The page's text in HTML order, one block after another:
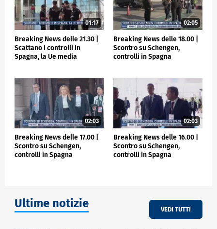
01:17
Breaking News delle 21.30 |
Scattano i controlli in
Spagna, la Ue media
02:05
Breaking News delle 18.00 |
Scontro su Schengen,
controlli in Spagna
02:03
Breaking News delle 17.00 |
Scontro su Schengen,
controlli in Spagna
02:03
Breaking News delle 16.00 |
Scontro su Schengen,
controlli in Spagna
Ultime notizie VEDI TUTTI